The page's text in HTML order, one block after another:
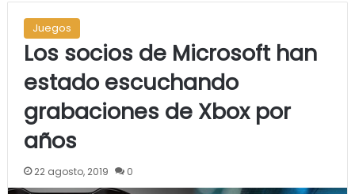
Juegos
Los socios de Microsoft han
estado escuchando
grabaciones de Xbox por
años
22 agosto, 2019 0